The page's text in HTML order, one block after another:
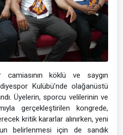
köklü ve saygın
Kulübü’nde olağanüstü
Üyelerin, sporcu velilerinin ve
gerçekleştirilen kongrede,
kritik kararlar alınırken, yeni
belirlenmesi için de sandık